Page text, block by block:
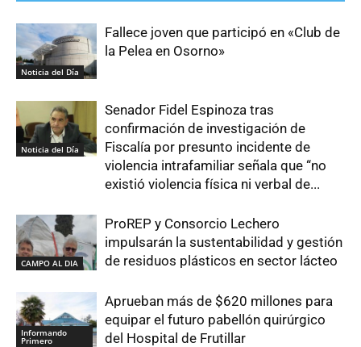
Noticia del Día
Fallece joven que participó en «Club de
la Pelea en Osorno»
Noticia del Día
Senador Fidel Espinoza tras
confirmación de investigación de
Fiscalía por presunto incidente de
violencia intrafamiliar señala que “no
existió violencia física ni verbal de...
CAMPO AL DIA
ProREP y Consorcio Lechero
impulsarán la sustentabilidad y gestión
de residuos plásticos en sector lácteo
Informando
Primero
Aprueban más de $620 millones para
equipar el futuro pabellón quirúrgico
del Hospital de Frutillar